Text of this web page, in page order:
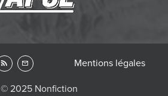
© 2025 Nonfiction
Mentions légales